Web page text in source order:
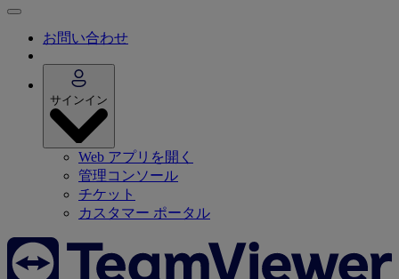
お問い合わせ
サインイン
Web アプリを開く
管理コンソール
チケット
カスタマー ポータル